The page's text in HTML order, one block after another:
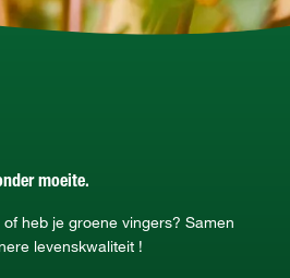
moeite.
heb je groene vingers? Samen
levenskwaliteit !